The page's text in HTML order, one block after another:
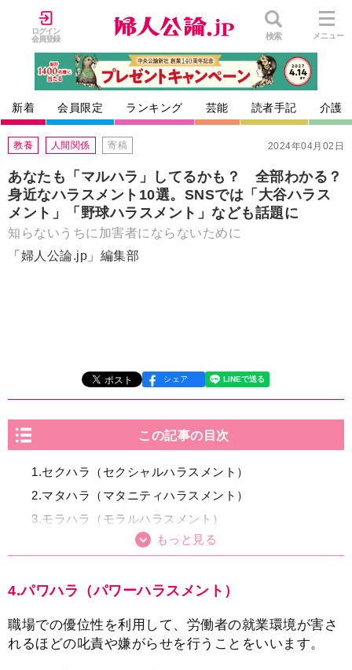
ログイン
会員登録
検索 メニュー
新着 会員限定 ランキング 芸能 読者手記 介護
2024年04月02日
教養 人間関係 寄稿
あなたも「マルハラ」してるかも？ 全部わかる？
身近なハラスメント10選。SNSでは「大谷ハラス
メント」「野球ハラスメント」なども話題に
知らないうちに加害者にならないために
「婦人公論.jp」編集部
シェア
この記事の目次
1.セクハラ（セクシャルハラスメント）
2.マタハラ（マタニティハラスメント）
3.モラハラ（モラルハラスメント）
4.パワハラ（パワーハラスメント）
6.ペイハラ（ペイシェントハラスメント）
8.カスハラ（カスタマーハラスメント）
4.パワハラ（パワーハラスメント）
職場での優位性を利用して、労働者の就業環境が害さ
れるほどの叱責や嫌がらせを行うことをいいます。